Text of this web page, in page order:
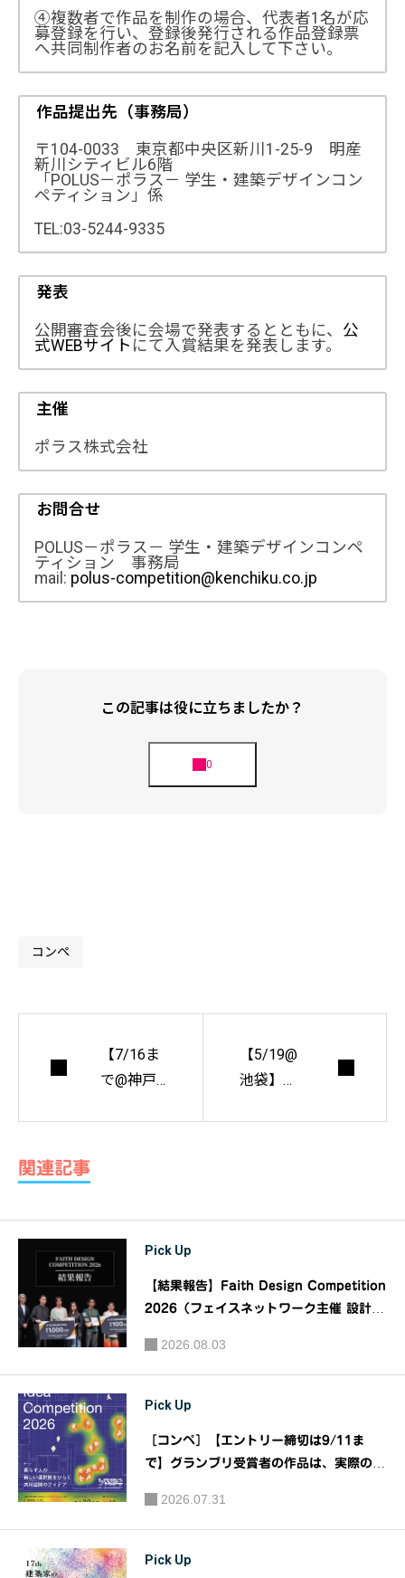
④複数者で作品を制作の場合、代表者1名が応
募登録を行い、登録後発行される作品登録票
へ共同制作者のお名前を記入して下さい。
作品提出先（事務局）
〒104-0033 東京都中央区新川1-25-9 明産
新川シティビル6階
「POLUS－ポラス－ 学生・建築デザインコン
ペティション」係
TEL:03-5244-9335
発表
公開審査会後に会場で発表するとともに、 公
式WEBサイト にて入賞結果を発表します。
主催
ポラス株式会社
お問合せ
POLUS－ポラス－ 学生・建築デザインコンペ
ティション 事務局
mail: polus-competition@kenchiku.co.jp
この記事は役に立ちましたか？
コンペ
【7/16ま
で@神戸
ニズム建
築－
【5/19@
池袋】住
関連記事
Pick Up
【結果報告】Faith Design Competition
2026（フェイスネットワーク主催 設計デ
社フェイスネットワーク
2026.08.03
Pick Up
［コンペ］【エントリー締切は9/11ま
で】グランプリ受賞者の作品は、実際の物
URBANEXアイデアコンペティション20
26』｜主催：大阪ガス都市開発株式会社
2026.07.31
Pick Up